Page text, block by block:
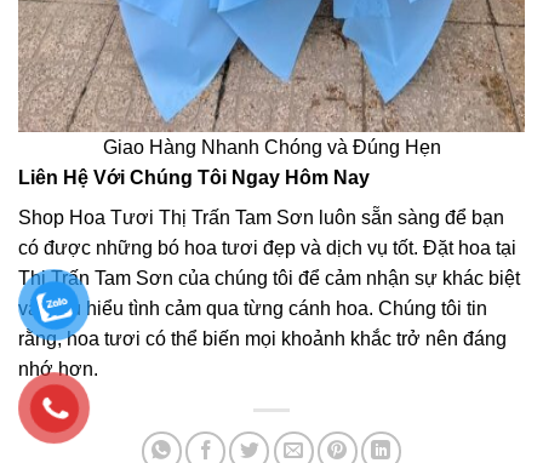
Giao Hàng Nhanh Chóng và Đúng Hẹn
Liên Hệ Với Chúng Tôi Ngay Hôm Nay
Shop Hoa Tươi Thị Trấn Tam Sơn luôn sẵn sàng để bạn
có được những bó hoa tươi đẹp và dịch vụ tốt. Đặt hoa tại
Thị Trấn Tam Sơn của chúng tôi để cảm nhận sự khác biệt
và thấu hiểu tình cảm qua từng cánh hoa. Chúng tôi tin
rằng, hoa tươi có thể biến mọi khoảnh khắc trở nên đáng
nhớ hơn.